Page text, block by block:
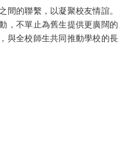
間的聯繫，以凝聚校友情誼。
，不單止為舊生提供更廣闊的
與全校師生共同推動學校的長